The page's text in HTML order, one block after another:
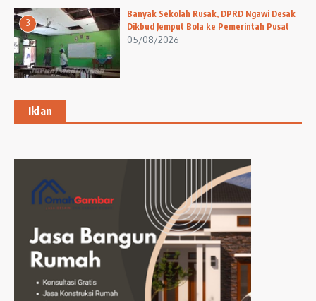
3
Banyak Sekolah Rusak, DPRD Ngawi Desak
Dikbud Jemput Bola ke Pemerintah Pusat
05/08/2026
Iklan